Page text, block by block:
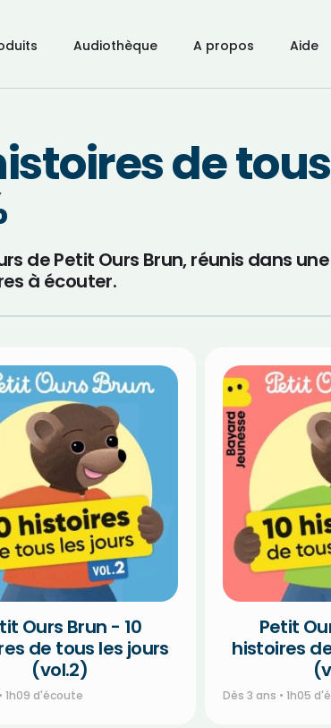
Audiothèque A propos Aide
de
de Petit Ours Brun, réunis dans une
à écouter.
Ours Brun - 10
de tous les jours
(vol.2)
1h09 d'écoute
Petit
histoires
Dès 3 ans • 1h05